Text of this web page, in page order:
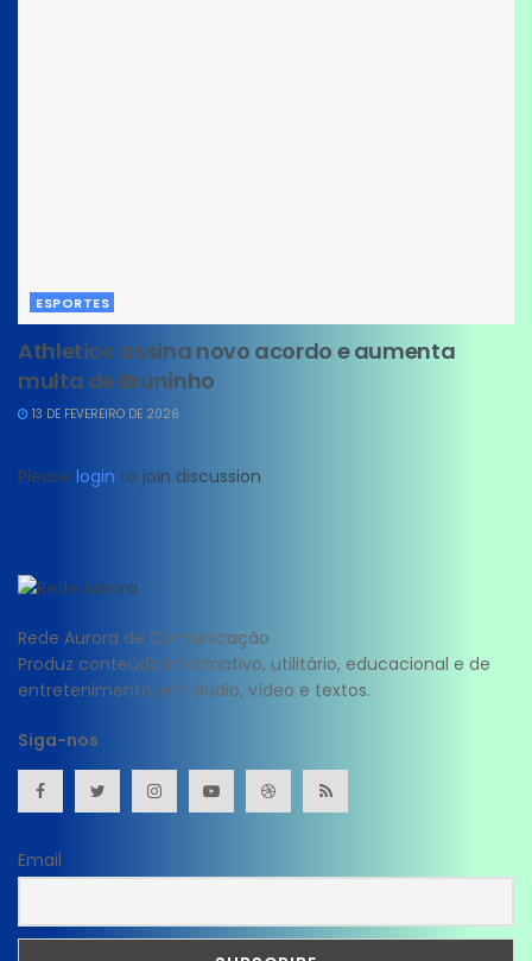
ESPORTES
Athletico assina novo acordo e aumenta
multa de Bruninho
13 DE FEVEREIRO DE 2026
Please login to join discussion
Rede Aurora de Comunicação
Produz conteúdo informativo, utilitário, educacional e de
entretenimento; em áudio, vídeo e textos.
Siga-nos
Email